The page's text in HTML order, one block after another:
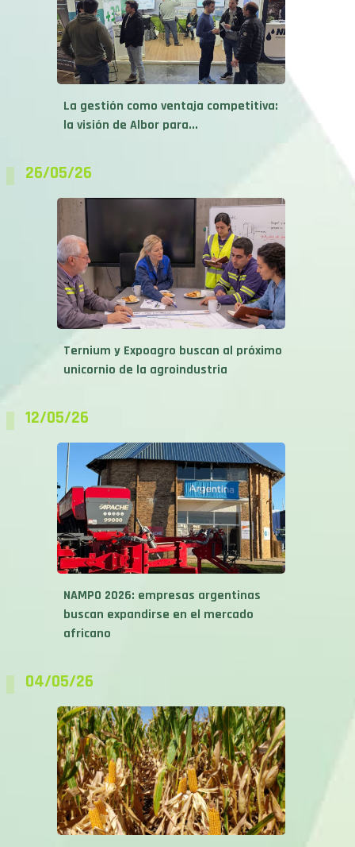
La gestión como ventaja competitiva:
la visión de Albor para...
26/05/26
Ternium y Expoagro buscan al próximo
unicornio de la agroindustria
12/05/26
NAMPO 2026: empresas argentinas
buscan expandirse en el mercado
africano
04/05/26